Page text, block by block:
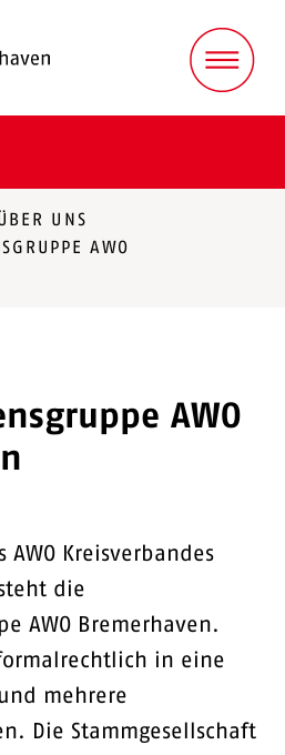
UNS
AWO
AWO
Kreisverbandes
die
AWO Bremerhaven.
in eine
mehrere
Die Stammgesellschaft